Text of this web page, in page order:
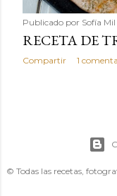
Publicado por Sofía
RECETA DE
Compartir 1
© Todas las recetas,